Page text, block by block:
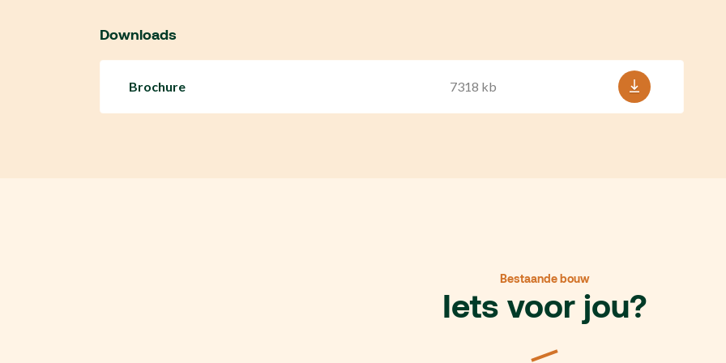
Downloads
Brochure 7318 kb
Bestaande bouw
Iets voor jou?